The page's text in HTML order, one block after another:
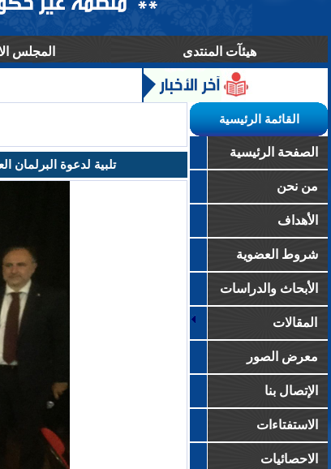
هيئآت المنتدى المجلس
القائمة الرئيسية
الصفحة الرئيسية
من نحن
الأهداف
شروط العضوية
الأبحاث والدراسات
المقالات
معرض الصور
الإتصال بنا
الاستفتاءات
الاحصائيات
تلبية لدعوة البرلمان